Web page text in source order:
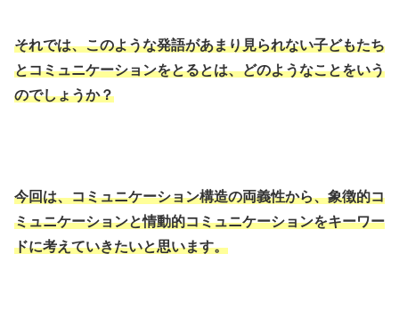
それでは、このような発語があまり見られない子どもたち
とコミュニケーションをとるとは、どのようなことをいう
のでしょうか？
今回は、コミュニケーション構造の両義性から、象徴的コ
ミュニケーションと情動的コミュニケーションをキーワー
ドに考えていきたいと思います。